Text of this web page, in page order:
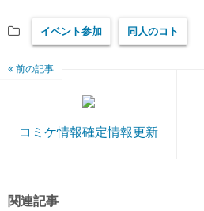
r
ok
ed
In a
イベント参加 同人のコト
前の記事
コミケ情報確定情報更新
関連記事